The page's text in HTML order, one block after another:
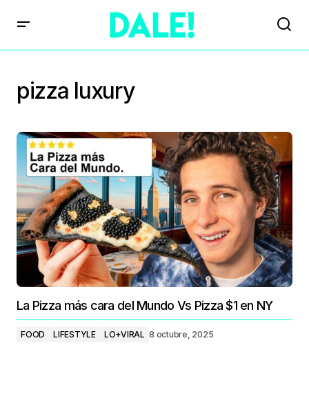
pizza luxury
La Pizza más cara del Mundo Vs Pizza $1 en NY
FOOD LIFESTYLE LO+VIRAL 8 octubre, 2025